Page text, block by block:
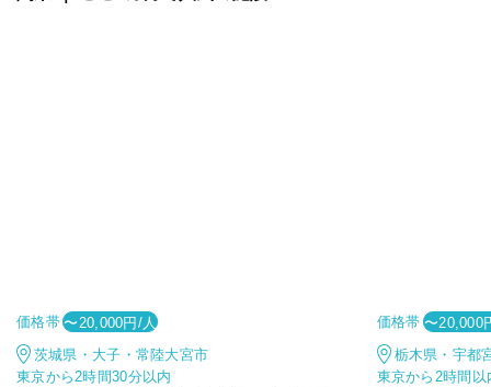
価格帯 〜20,000円/人
茨城県・大子・常陸大宮市
東京から2時間30分以内
価格帯 〜20,000
栃木県・宇都
東京から2時間以